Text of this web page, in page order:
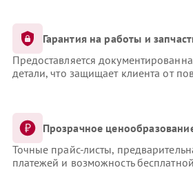
Гарантия на работы и
Предоставляется
детали, что защищает клиента от
Прозрачное
Точные прайс-листы,
платежей и возможность